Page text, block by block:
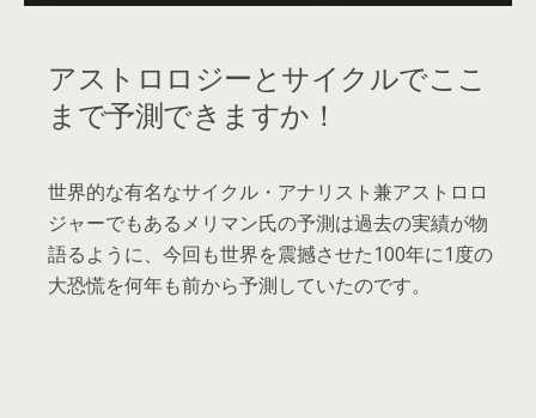
アストロロジーとサイクルでここ
まで予測できますか！
世界的な有名なサイクル・アナリスト兼アストロロ
ジャーでもあるメリマン氏の予測は過去の実績が物
語るように、今回も世界を震撼させた100年に1度の
大恐慌を何年も前から予測していたのです。